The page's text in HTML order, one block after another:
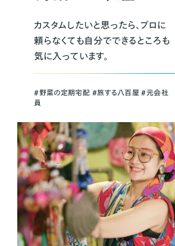
カスタムしたいと思ったら、プロに
頼らなくても自分でできるところも
気に入っています。
＃野菜の定期宅配 ＃旅する八百屋 ＃元会社
員